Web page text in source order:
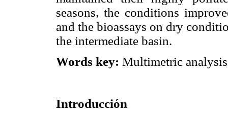
seasons, the conditions
and the bioassays on dry
the intermediate basin.
Words key: Multimetric
Introducción